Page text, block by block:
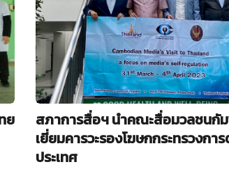
ย
สภาการสื่อฯ นำคณะสื่อมวลชนกั
เยี่ยมคารวะรองโฆษกกระทรวงกา
ประเทศ